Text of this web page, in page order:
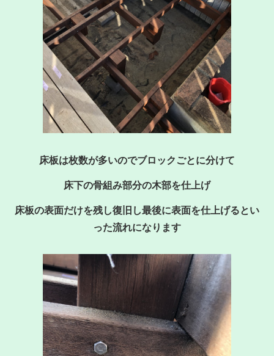
床板は枚数が多いのでブロックごとに分けて
床下の骨組み部分の木部を仕上げ
床板の表面だけを残し復旧し最後に表面を仕上げるとい
った流れになります